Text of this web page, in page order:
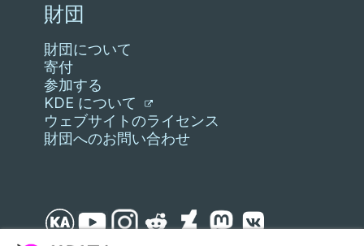
財団
財団について
寄付
参加する
KDE について
ウェブサイトのライセンス
財団へのお問い合わせ